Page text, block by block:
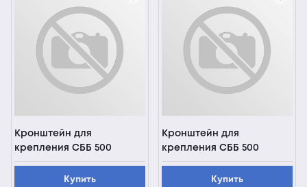
Кронштейн для
крепления СББ 500
Купить
Кронштейн для
крепления СББ 500
Купить